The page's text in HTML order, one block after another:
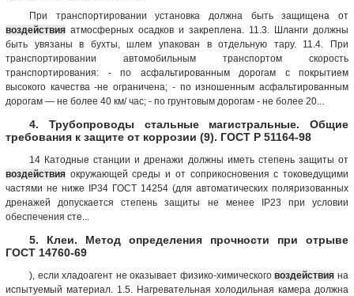
При транспортировании установка должна быть защищена от
воздействия атмосферных осадков и закреплена. 11.3. Шланги должны
быть увязаны в бухты, шлем упакован в отдельную тару. 11.4. При
транспортировании автомобильным транспортом скорость
транспортирования: - по асфальтированным дорогам с покрытием
высокого качества -не ограничена; - по изношенным асфальтированным
дорогам — не более 40 км/ час; - по грунтовым дорогам - не более 20...
4. Трубопроводы стальные магистральные. Общие
требования к защите от коррозии (9). ГОСТ Р 51164-98
14 Катодные станции и дренажи должны иметь степень защиты от
воздействия окружающей среды и от соприкосновения с токоведущими
частями не ниже IР34 ГОСТ 14254 (для автоматических поляризованных
дренажей допускается степень защиты не менее IР23 при условии
обеспечения сте...
5. Клеи. Метод определения прочности при отрыве
ГОСТ 14760-69
), если хладоагент не оказывает физико-химическоговоздействия на
испытуемый материал. 1.5. Нагревательная холодильная камера должна